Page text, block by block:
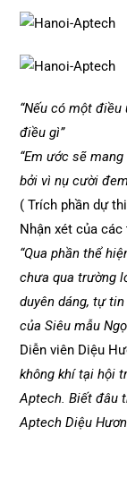
“Nếu có một
điều gì”
“Em ước sẽ
bởi vì nụ cười
( Trích phần dự
Nhận xét của
“Qua phần thể
chưa qua trường
duyên dáng, tự
của Siêu mẫu
Diễn viên Diệu
không khí tại hội
Aptech. Biết đâu
Aptech Diệu